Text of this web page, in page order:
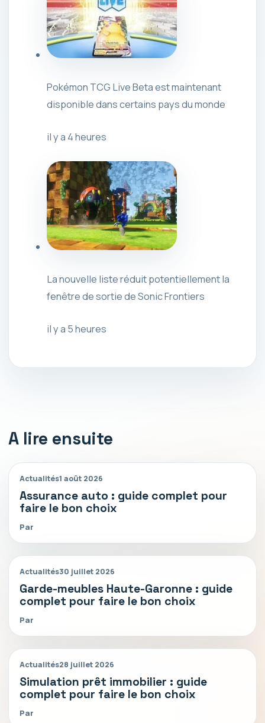
Pokémon TCG Live Beta est maintenant
disponible dans certains pays du monde
il y a 4 heures
La nouvelle liste réduit potentiellement la
fenêtre de sortie de Sonic Frontiers
il y a 5 heures
A lire ensuite
Actualités1 août 2026
Assurance auto : guide complet pour
faire le bon choix
Par
Actualités30 juillet 2026
Garde-meubles Haute-Garonne : guide
complet pour faire le bon choix
Par
Actualités28 juillet 2026
Simulation prêt immobilier : guide
complet pour faire le bon choix
Par